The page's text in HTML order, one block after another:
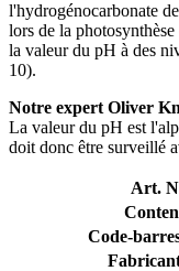
l'hydrogénocarbonate
lors de la
la valeur du pH à des
10).
Notre expert Oliver
La valeur du pH est
doit donc être surveillé
Art.
Code-